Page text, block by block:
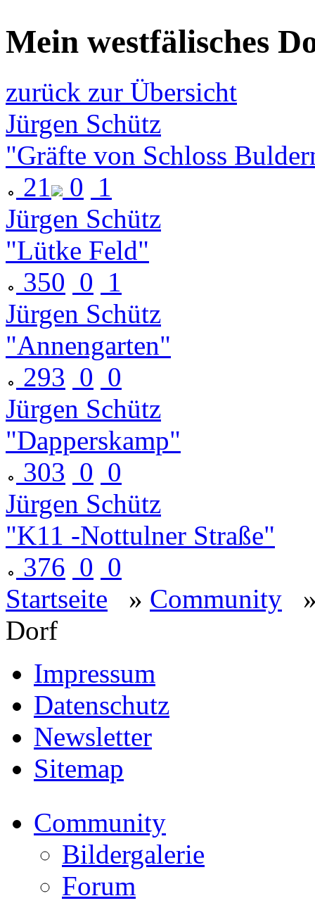
Mein westfälisches
zurück zur Übersicht
Jürgen Schütz
"Gräfte von Schloss
21
0 1
Jürgen Schütz
"Lütke Feld"
350 0 1
Jürgen Schütz
"Annengarten"
293 0 0
Jürgen Schütz
"Dapperskamp"
303 0 0
Jürgen Schütz
"K11 -Nottulner Straße"
376 0 0
Startseite » Community
Dorf
Impressum
Datenschutz
Newsletter
Sitemap
Community
Bildergalerie
Forum